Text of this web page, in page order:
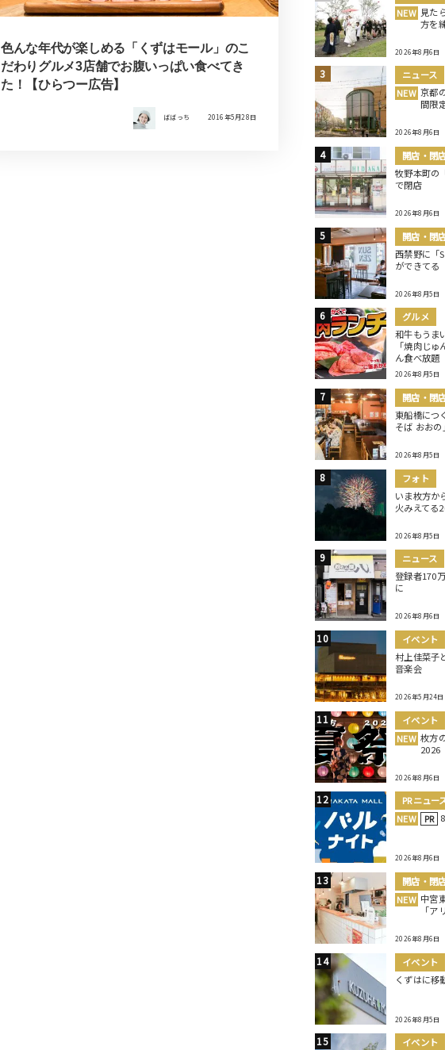
色んな年代が楽しめる「くずはモール」のこ
だわりグルメ3店舗でお腹いっぱい食べてき
た！【ひらつー広告】
ばばっち 2016年5月28日
NEW 見た
方を
2026年8月6日
ニュース
NEW 京都
間限
2026年8月6日
開店・閉
牧野本町の
で閉店
2026年8月6日
開店・閉
西禁野に「
ができてる
2026年8月5日
グルメ
和牛もうま
「焼肉じ
ん食べ放題
2026年8月5日
開店・閉
東船橋につ
そば おお
2026年8月5日
フォト
いま枚方か
火みえてる
2026年8月5日
ニュース
登録者170
に
2026年8月6日
イベント
村上佳菜子
音楽会
2026年5月24日
イベント
NEW 枚方
2026
2026年8月6日
PRニュー
NEW
PR
2026年8月6日
開店・閉
NEW 中宮
「
2026年8月6日
イベント
くずはに移
2026年8月5日
イベント